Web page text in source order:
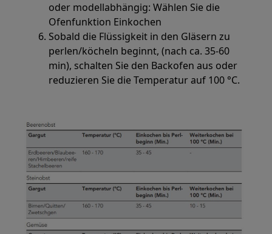
oder modellabhängig: Wählen Sie die
Ofenfunktion Einkochen
Sobald die Flüssigkeit in den Gläsern zu
perlen/köcheln beginnt, (nach ca. 35-60
min), schalten Sie den Backofen aus oder
reduzieren Sie die Temperatur auf 100 °C.